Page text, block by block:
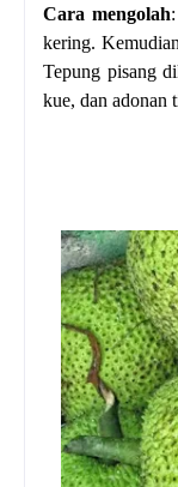
Cara mengolah
kering.
Tepung pisang
kue, dan adonan